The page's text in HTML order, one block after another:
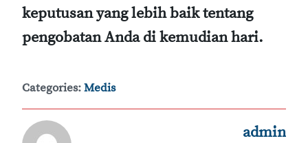
keputusan yang lebih baik tentang
pengobatan Anda di kemudian hari.
Categories:Medis
admin